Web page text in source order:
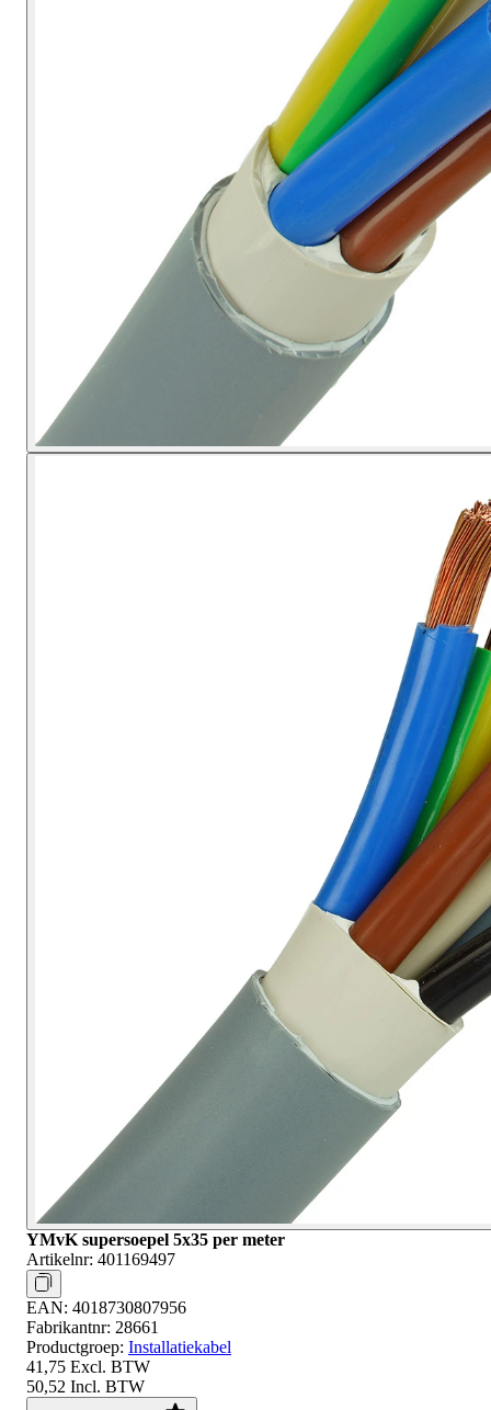
YMvK supersoepel 5x35 per meter
Artikelnr: 401169497
EAN: 4018730807956
Fabrikantnr: 28661
Productgroep: Installatiekabel
41,75 Excl. BTW
50,52 Incl. BTW